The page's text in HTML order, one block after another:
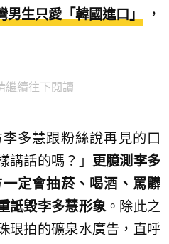
生只愛「韓國進口」
，
繼續往下閱讀
多慧跟粉絲說再見的口
講話的嗎？」
更臆測李多
定會抽菸、喝酒、罵髒
詆毀李多慧形象。除此之
珢拍的礦泉水廣告，直呼